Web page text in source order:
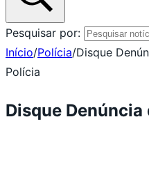
Pesquisar por:
Início/Polícia/Disque
Polícia
Disque